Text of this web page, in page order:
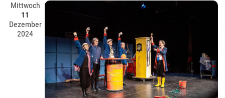
Mittwoch
11
Dezember
2024